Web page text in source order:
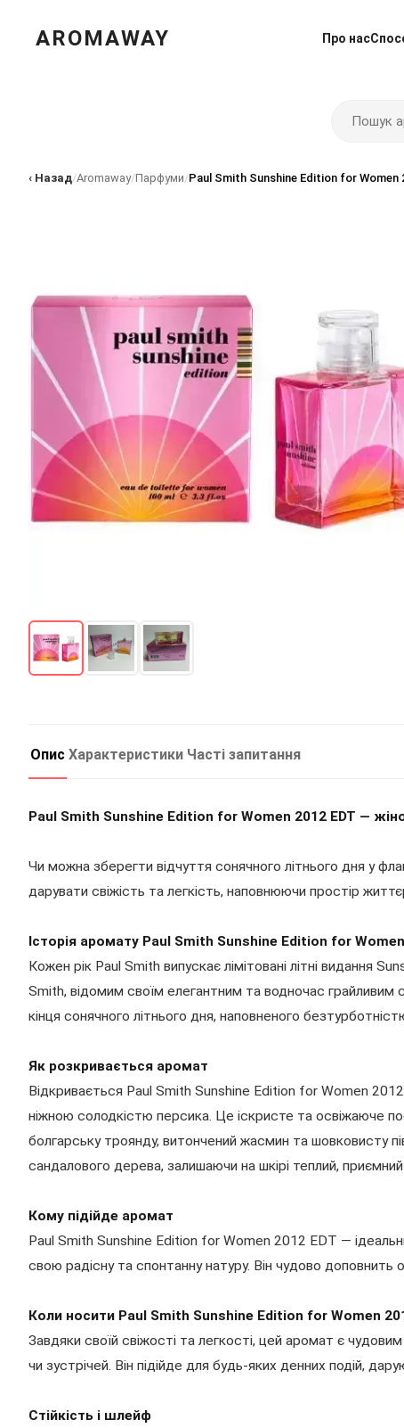
AROMAWAY Про нас
‹ Назад/Aromaway/Парфуми/Paul Smith Sunshine Edition for Women
Опис Характеристики Часті запитання
Paul Smith Sunshine Edition for Women 2012 EDT —
Чи можна зберегти відчуття сонячного літнього дня у
дарувати свіжість та легкість, наповнюючи простір
Історія аромату Paul Smith Sunshine Edition for
Кожен рік Paul Smith випускає лімітовані літні видання
Smith, відомим своїм елегантним та водночас
кінця сонячного літнього дня, наповненого
Як розкривається аромат
Відкривається Paul Smith Sunshine Edition for Women
ніжною солодкістю персика. Це іскристе та освіжаюче
болгарську троянду, витончений жасмин та шовковисту
сандалового дерева, залишаючи на шкірі теплий,
Кому підійде аромат
Paul Smith Sunshine Edition for Women 2012 EDT —
свою радісну та спонтанну натуру. Він чудово
Коли носити Paul Smith Sunshine Edition for Women
Завдяки своїй свіжості та легкості, цей аромат є
чи зустрічей. Він підійде для будь-яких денних подій,
Стійкість і шлейф